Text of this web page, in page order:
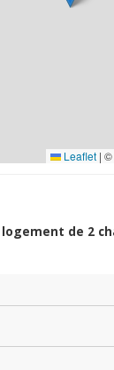
Leaflet | ©
de 2